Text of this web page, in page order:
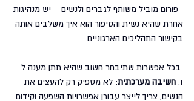
· פורום מוביל משותף לגברים ולנשים – יש מנהיגות
אחרת שהיא נשית והסיפור הוא איך משלבים אותה
בקישור התהליכים הארגוניים.
בכל אפשרות שתיבחר חשוב שהיא תתן מענה ל:
1. חשיבה מערכתית: לא מספיק רק להעצים את
הנשים, צריך לייצר עבורן אפשרויות השפעה וקידום